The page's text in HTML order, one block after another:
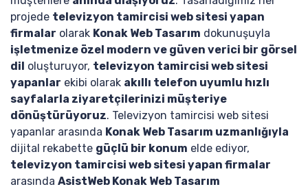
projede televizyon tamircisi web sitesi yapan
firmalar olarak Konak Web Tasarım dokunuşuyla
işletmenize özel modern ve güven verici bir görsel
dil oluşturuyor, televizyon tamircisi web sitesi
yapanlar ekibi olarak akıllı telefon uyumlu hızlı
sayfalarla ziyaretçilerinizi müşteriye
dönüştürüyoruz. Televizyon tamircisi web sitesi
yapanlar arasında Konak Web Tasarım uzmanlığıyla
dijital rekabette güçlü bir konum elde ediyor,
televizyon tamircisi web sitesi yapan firmalar
arasında AsistWeb Konak Web Tasarım